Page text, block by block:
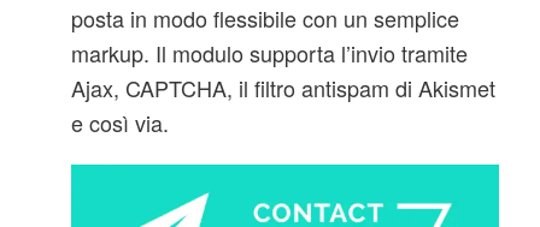
posta in modo flessibile con un semplice
markup. Il modulo supporta l’invio tramite
Ajax, CAPTCHA, il filtro antispam di Akismet
e così via.